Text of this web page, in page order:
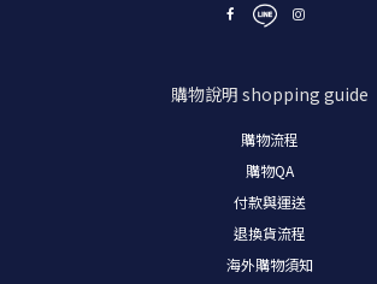
購物說明 shopping guide
購物流程
購物QA
付款與運送
退換貨流程
海外購物須知